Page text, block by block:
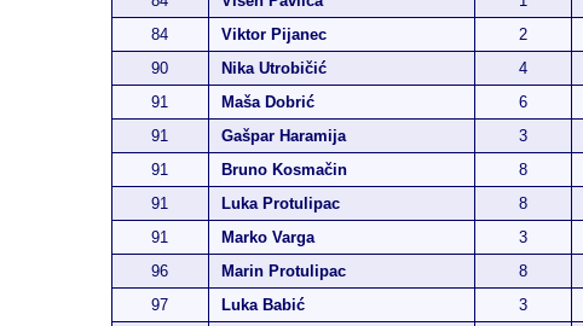
84
Viktor Pijanec 2
90
Nika Utrobičić 4
91
Maša Dobrić 6
91
Gašpar Haramija 3
91
Bruno Kosmačin 8
91
Luka Protulipac 8
91
Marko Varga 3
96
Marin Protulipac 8
97
Luka Babić 3